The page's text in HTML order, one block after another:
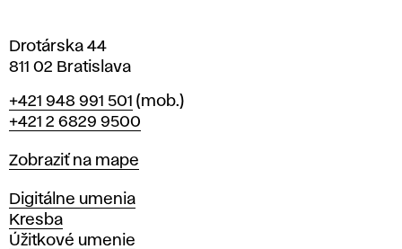
Drotárska 44
811 02 Bratislava
Telefón
+421 948 991 501 (mob.)
+421 2 6829 9500
Mapa
Zobraziť na mape
Katedry
Digitálne umenia
Kresba
Úžitkové umenie